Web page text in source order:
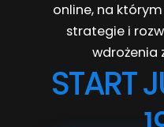
online, na
strategie i
wdrożenia
START